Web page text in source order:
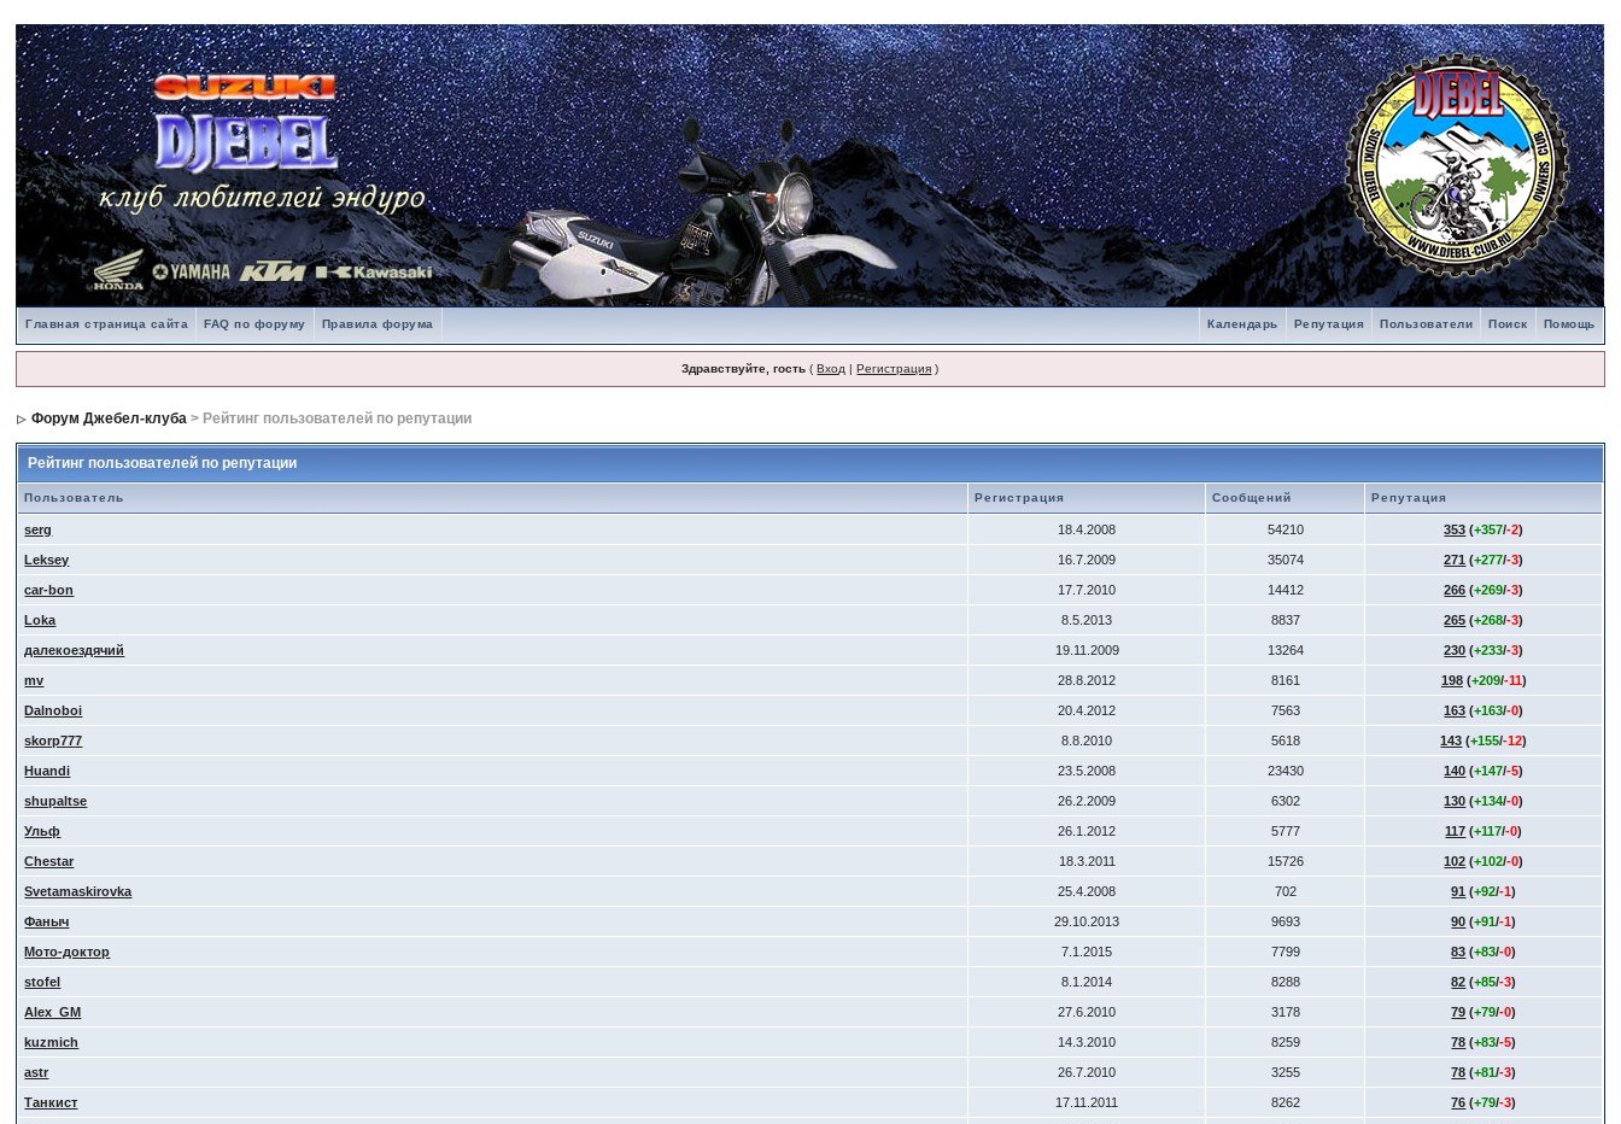
Главная страница сайта FAQ по форуму Правила форума Помощь
Поиск
Пользователи
Репутация
Календарь
Здравствуйте, гость (Вход |Регистрация )
Форум Джебел-клуба > Рейтинг пользователей по репутации
Рейтинг пользователей по репутации
Пользователь Регистрация Сообщений Репутация
serg 18.4.2008 54210 353 (+357/-2)
Leksey 16.7.2009 35074 271 (+277/-3)
car-bon 17.7.2010 14412 266 (+269/-3)
Loka 8.5.2013 8837 265 (+268/-3)
далекоездячий 19.11.2009 13264 230 (+233/-3)
mv 28.8.2012 8161 198(+209/-11)
Dalnoboi 20.4.2012 7563 163 (+163/-0)
skorp777 8.8.2010 5618 143 (+155/-12)
Huandi 23.5.2008 23430 140 (+147/-5)
shupaltse 26.2.2009 6302 130 (+134/-0)
Ульф 26.1.2012 5777 117 (+117/-0)
Сhestar 18.3.2011 15726 102 (+102/-0)
Svetamaskirovka 25.4.2008 702 91 (+92/-1)
Фаныч 29.10.2013 9693 90 (+91/-1)
Мото-доктор 7.1.2015 7799 83 (+83/-0)
stofel 8.1.2014 8288 82 (+85/-3)
Alex_GM 27.6.2010 3178 79 (+79/-0)
kuzmich 14.3.2010 8259 78 (+83/-5)
astr 26.7.2010 3255 78 (+81/-3)
Танкист 17.11.2011 8262 76 (+79/-3)